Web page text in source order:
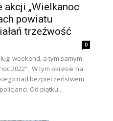
akcji „Wielkanoc
powiatu
trzeźwość
0
weekend, a tym samym
2022”. W tym okresie na
nad bezpieczeństwem
Od piątku...